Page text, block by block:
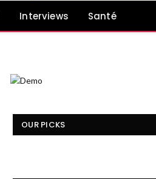
Interviews Santé
OUR PICKS